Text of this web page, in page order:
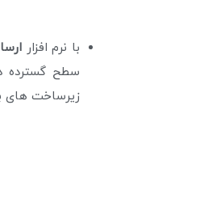
با نرم افزار
سطح گسترده
زیرساخت های